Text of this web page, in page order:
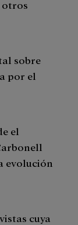
otros
sobre
por el
el
evolución
cuya